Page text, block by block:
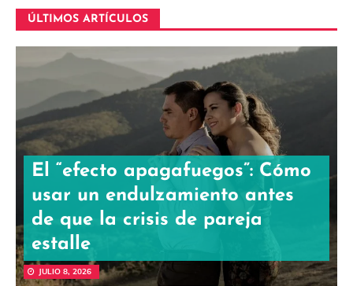
ÚLTIMOS ARTÍCULOS
El “efecto apagafuegos”: Cómo
usar un endulzamiento antes
de que la crisis de pareja
estalle
JULIO 8, 2026